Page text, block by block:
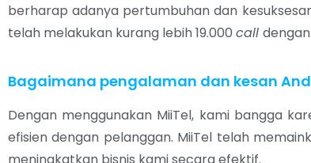
berharap adanya pertumbuhan dan
telah melakukan kurang lebih 19.000 call
Bagaimana pengalaman dan kesan
Dengan menggunakan MiiTel, kami bangga
efisien dengan pelanggan. MiiTel telah
meningkatkan bisnis kami secara efektif.